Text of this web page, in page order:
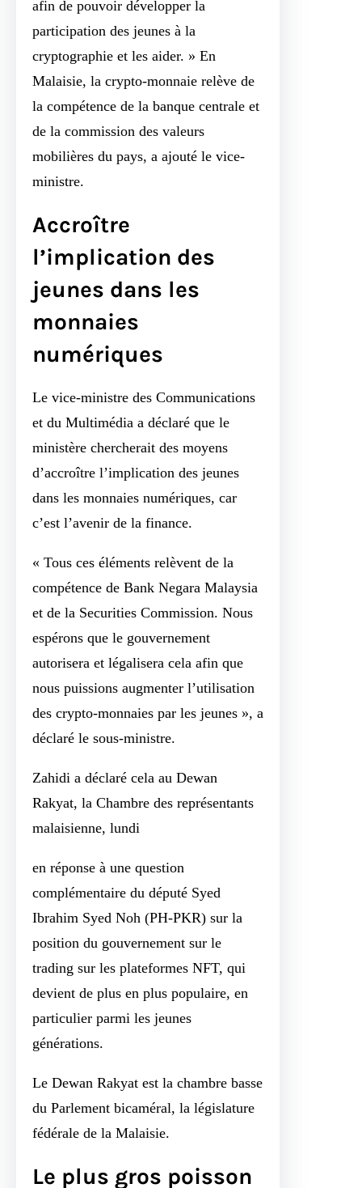
afin de pouvoir développer la
participation des jeunes à la
cryptographie et les aider. » En
Malaisie, la crypto-monnaie relève de
la compétence de la banque centrale et
de la commission des valeurs
mobilières du pays, a ajouté le vice-
ministre.
Accroître
l’implication des
jeunes dans les
monnaies
numériques
Le vice-ministre des Communications
et du Multimédia a déclaré que le
ministère chercherait des moyens
d’accroître l’implication des jeunes
dans les monnaies numériques, car
c’est l’avenir de la finance.
« Tous ces éléments relèvent de la
compétence de Bank Negara Malaysia
et de la Securities Commission. Nous
espérons que le gouvernement
autorisera et légalisera cela afin que
nous puissions augmenter l’utilisation
des crypto-monnaies par les jeunes », a
déclaré le sous-ministre.
Zahidi a déclaré cela au Dewan
Rakyat, la Chambre des représentants
malaisienne, lundi
en réponse à une question
complémentaire du député Syed
Ibrahim Syed Noh (PH-PKR) sur la
position du gouvernement sur le
trading sur les plateformes NFT, qui
devient de plus en plus populaire, en
particulier parmi les jeunes
générations.
Le Dewan Rakyat est la chambre basse
du Parlement bicaméral, la législature
fédérale de la Malaisie.
Le plus gros poisson